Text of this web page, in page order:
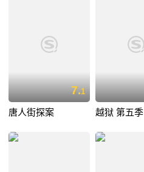
7.1
唐人街探案 越狱 第五季